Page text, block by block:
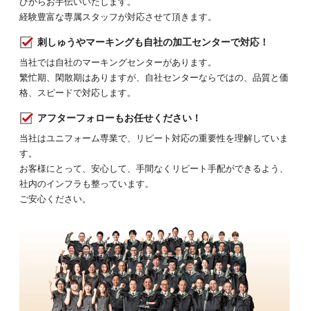
経験豊富な専属スタッフが対応させて頂きます。
刺しゅうやマーキングも自社の加工センターで対応！
当社では自社のマーキングセンターがあります。
繁忙期、閑散期はありますが、自社センターならではの、品質と価
格、スピードで対応します。
アフターフォローもお任せください！
当社はユニフォーム専業で、リピート対応の重要性を理解していま
す。
お客様にとって、安心して、手間なくリピート手配ができるよう、
社内のインフラも整っています。
ご安心ください。